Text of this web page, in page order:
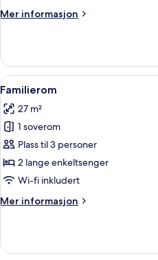
Mer informasjon
Mer
–
superior,
sjøutsikt
Åpne
alle
bildene
av
Familierom
6
Familierom
27 m²
1 soverom
Plass til 3 personer
2 lange enkeltsenger
Wi-fi inkludert
Mer informasjon
Mer